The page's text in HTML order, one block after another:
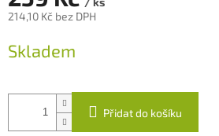
214,10 Kč bez DPH
cena:
Skladem
Přidat do košíku